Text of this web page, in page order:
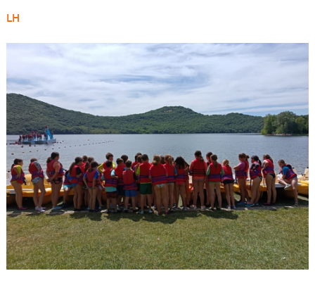
LH